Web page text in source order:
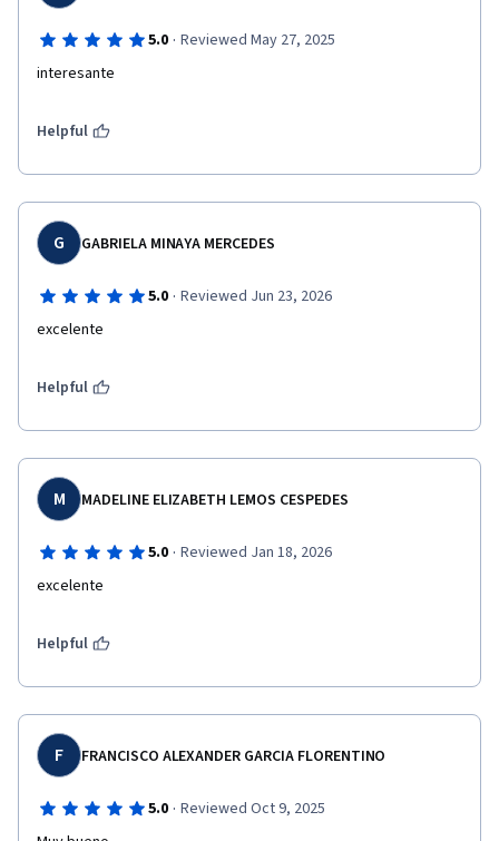
5.0 · Reviewed May 27, 2025
interesante
Helpful
G GABRIELA MINAYA MERCEDES
5.0 · Reviewed Jun 23, 2026
excelente
Helpful
M MADELINE ELIZABETH LEMOS CESPEDES
5.0 · Reviewed Jan 18, 2026
excelente
Helpful
F FRANCISCO ALEXANDER GARCIA FLORENTINO
5.0 · Reviewed Oct 9, 2025